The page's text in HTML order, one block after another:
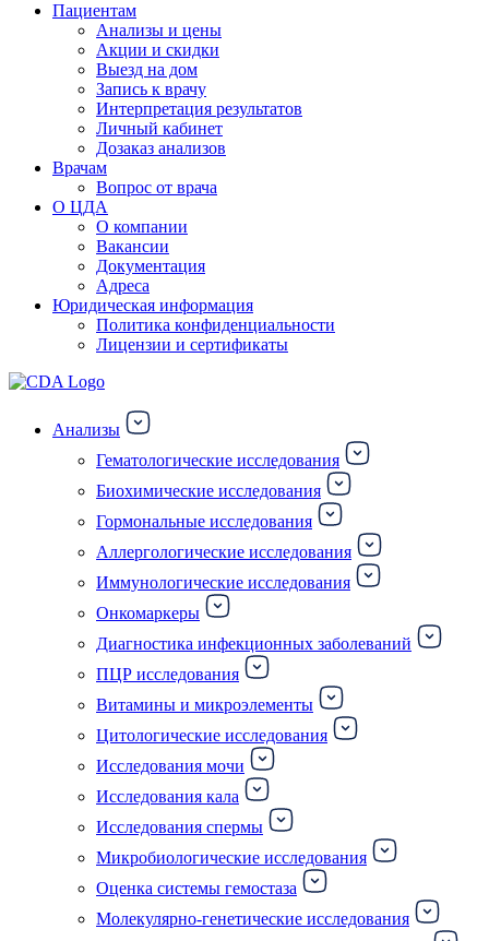
Пациентам
Анализы и цены
Акции и скидки
Выезд на дом
Запись к врачу
Интерпретация результатов
Личный кабинет
Дозаказ анализов
Врачам
Вопрос от врача
О ЦДА
О компании
Вакансии
Документация
Адреса
Юридическая информация
Политика конфиденциальности
Лицензии и сертификаты
Анализы
Гематологические исследования
Биохимические исследования
Гормональные исследования
Аллергологические исследования
Иммунологические исследования
Онкомаркеры
Диагностика инфекционных заболеваний
ПЦР исследования
Витамины и микроэлементы
Цитологические исследования
Исследования мочи
Исследования кала
Исследования спермы
Микробиологические исследования
Оценка системы гемостаза
Молекулярно-генетические исследования